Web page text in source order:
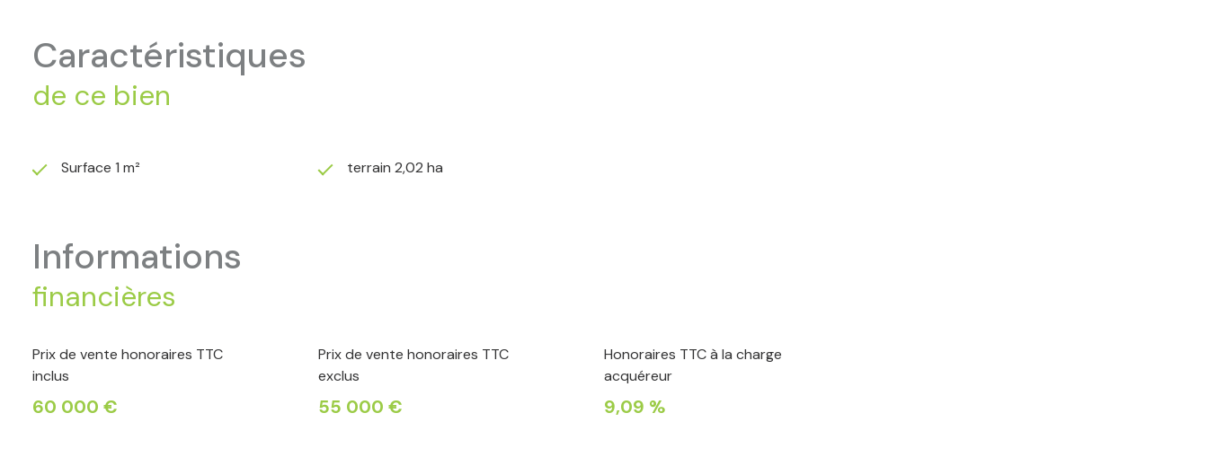
caractéristiques
de ce bien
Surface 1 m² terrain 2,02 ha
informations
financières
Prix de vente honoraires TTC
inclus
60 000 €
Prix de vente honoraires TTC
exclus
55 000 €
Honoraires TTC à la charge
acquéreur
9,09 %